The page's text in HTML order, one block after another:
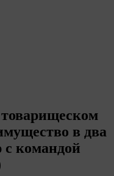
товарищеском
в два
с командой